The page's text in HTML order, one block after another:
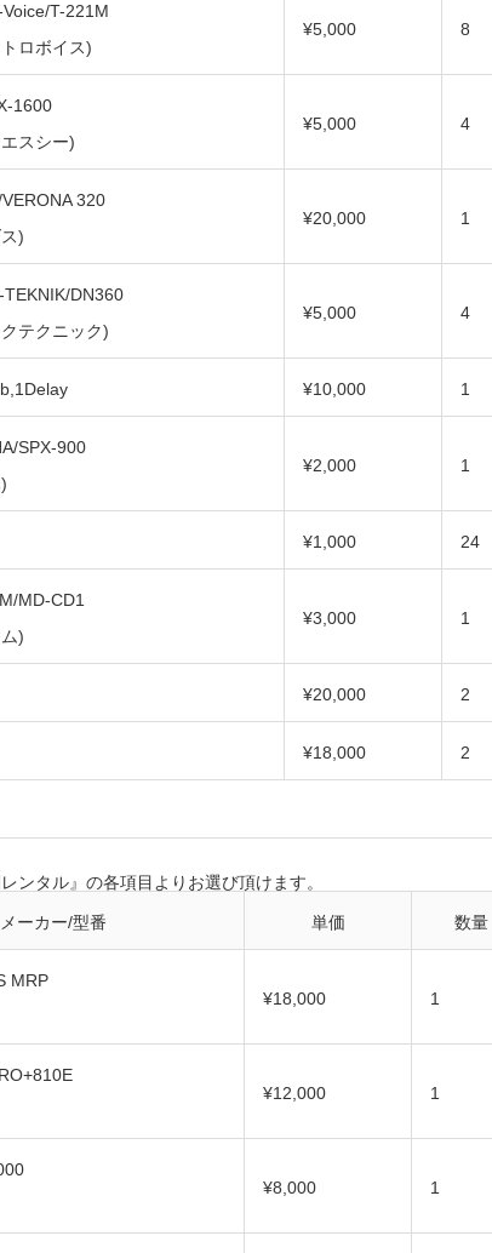
T-221M
ロボイス)
¥5,000 8
1600
スシー)
¥5,000 4
320
)
¥20,000 1
TEKNIK/DN360
テクニック)
¥5,000 4
¥10,000 1
SPX-900
¥2,000 1
¥1,000 24
MD-CD1
)
¥3,000 1
¥20,000 2
¥18,000 2
ンタル』の各項目よりお選び頂けます。
メーカー/型番 単価 数量
MRP
¥18,000 1
¥12,000 1
¥8,000 1